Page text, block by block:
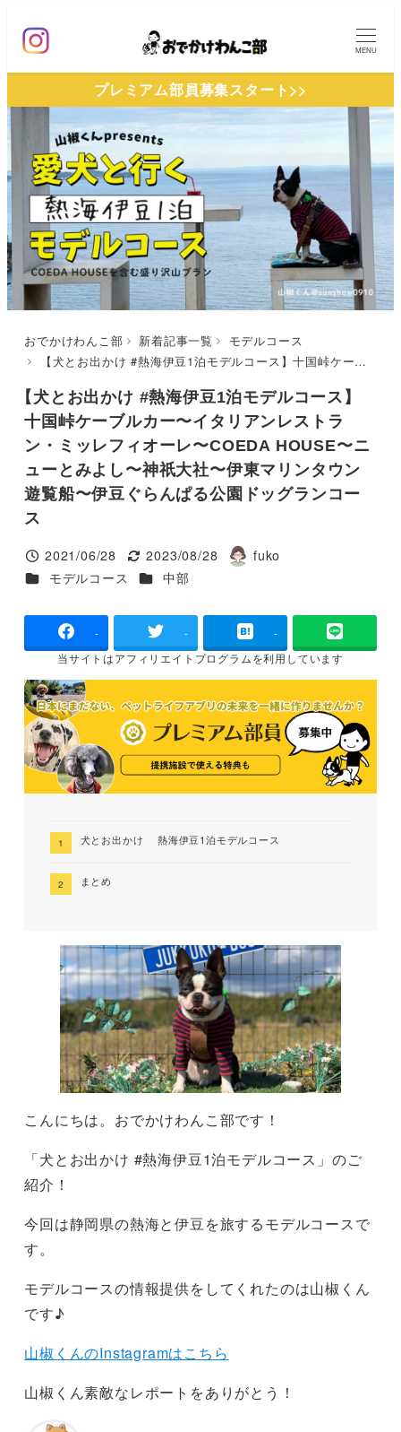
ン
テ
ン
移
動
MENU
プレミアム部員募集スタート>>
おでかけわんこ部 新着記事一覧
モデルコース
【犬とお出かけ #熱海伊豆1泊モデルコース】十国峠ケーブルカー〜イタリアンレストラン・ミッレフィオーレ〜COEDA HOUSE〜ニューとみよし〜神祇大社〜伊東マリンタウン遊覧船〜伊豆ぐらんぱる公園ドッグランコース
【犬とお出かけ #熱海伊豆1泊モデルコース】
十国峠ケーブルカー〜イタリアンレストラ
ン・ミッレフィオーレ〜COEDA HOUSE〜ニ
ューとみよし〜神祇大社〜伊東マリンタウン
遊覧船〜伊豆ぐらんぱる公園ドッグランコー
ス
投稿日
2021/06/28
更新日
2023/08/28
著
fuko
カテゴリー
モデルコース カテゴリー
中部
- - -
当サイトはアフィリエイトプログラムを利用しています
犬とお出かけ 熱海伊豆1泊モデルコース
まとめ
こんにちは。おでかけわんこ部です！
「犬とお出かけ #熱海伊豆1泊モデルコース」のご
紹介！
今回は静岡県の熱海と伊豆を旅するモデルコースで
す。
モデルコースの情報提供をしてくれたのは山椒くん
です♪
山椒くんのInstagramはこちら
山椒くん素敵なレポートをありがとう！